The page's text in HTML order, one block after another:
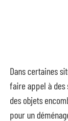
Dans certaines
faire appel à des
des objets
pour un